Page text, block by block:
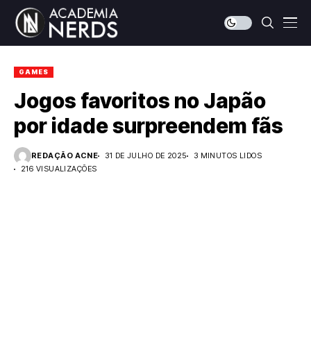
GAMES
Jogos favoritos no Japão
por idade surpreendem fãs
REDAÇÃO ACNE 31 DE JULHO DE 2025
3 MINUTOS LIDOS
216 VISUALIZAÇÕES